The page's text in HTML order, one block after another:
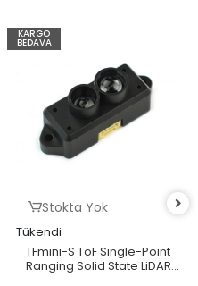
KARGO
BEDAVA
Stokta Yok
Tükendi
TFmini-S ToF Single-Point
Ranging Solid State LiDAR